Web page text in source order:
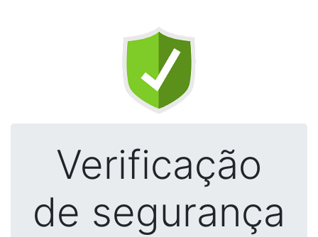
Verificação
de segurança